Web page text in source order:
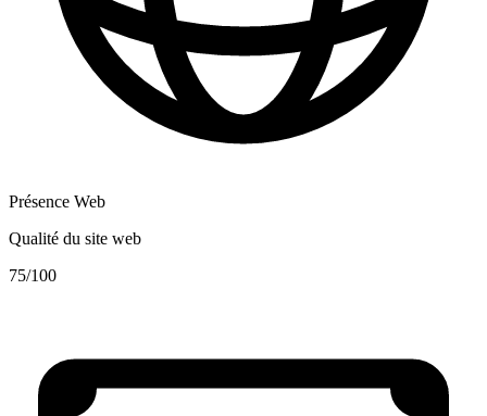
Présence Web
Qualité du site web
75/100